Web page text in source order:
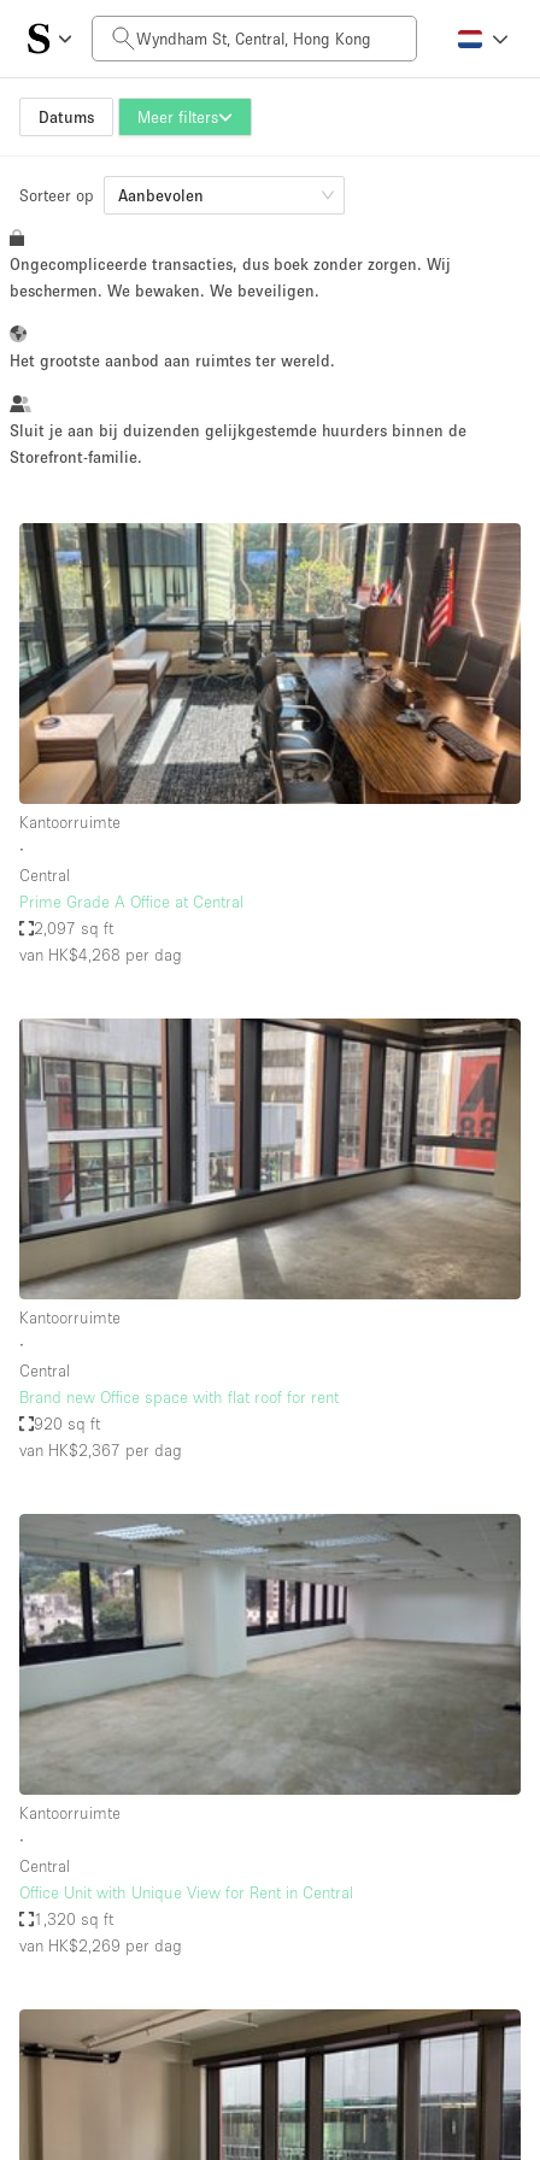
Datums Meer filters
Prijs per dag
HK$0
Grootte ruimte
100 sq ft 5000+ sq ft
~ 13 mensen
Een
fotoshoot
maken
Conferentie Vergadering Kantoor
Winkel
delen
Type ruimte
Advertentieruimte
Atelier / Werkplaats
Boetiek / Winkel
Conferentieruimte
Container
Creatieve ruimte
Dak
Evenementruimte
Foto / Filmstudio
Galerie
Hal
Kantoorruimte
Kraampje / Kiosk / Stalletje
Magazijn
Markt / Festival
Ontvangsthal
Overige
Restaurant / Bar / Café
Unieke ruimte
Vergaderruimte
Winkel delen
Winkelruimte in winkelcentrum
Kenmerken ruimte
Sorteer op Aanbevolen
Ongecompliceerde transacties, dus boek zonder zorgen. Wij
beschermen. We bewaken. We beveiligen.
Het grootste aanbod aan ruimtes ter wereld.
Sluit je aan bij duizenden gelijkgestemde huurders binnen de
Storefront-familie.
Kantoorruimte
∙
Central
Prime Grade A Office at Central
2,097 sq ft
van HK$4,268 per dag
Kantoorruimte
∙
Central
Brand new Office space with flat roof for rent
920 sq ft
van HK$2,367 per dag
Kantoorruimte
∙
Central
Office Unit with Unique View for Rent in Central
1,320 sq ft
van HK$2,269 per dag